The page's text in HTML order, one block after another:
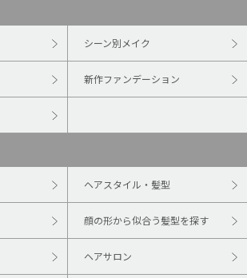
シーン別メイク
新作ファンデーション
ヘアスタイル・髪型
顔の形から似合う髪型を探す
ヘアサロン